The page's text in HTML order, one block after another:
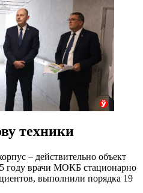
техники
– действительно объект
году врачи МОКБ стационарно
выполнили порядка 19